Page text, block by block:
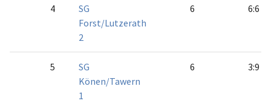
4
SG
Forst/Lutzerath
2
6 6:6
5
SG
Könen/Tawern
1
6 3:9